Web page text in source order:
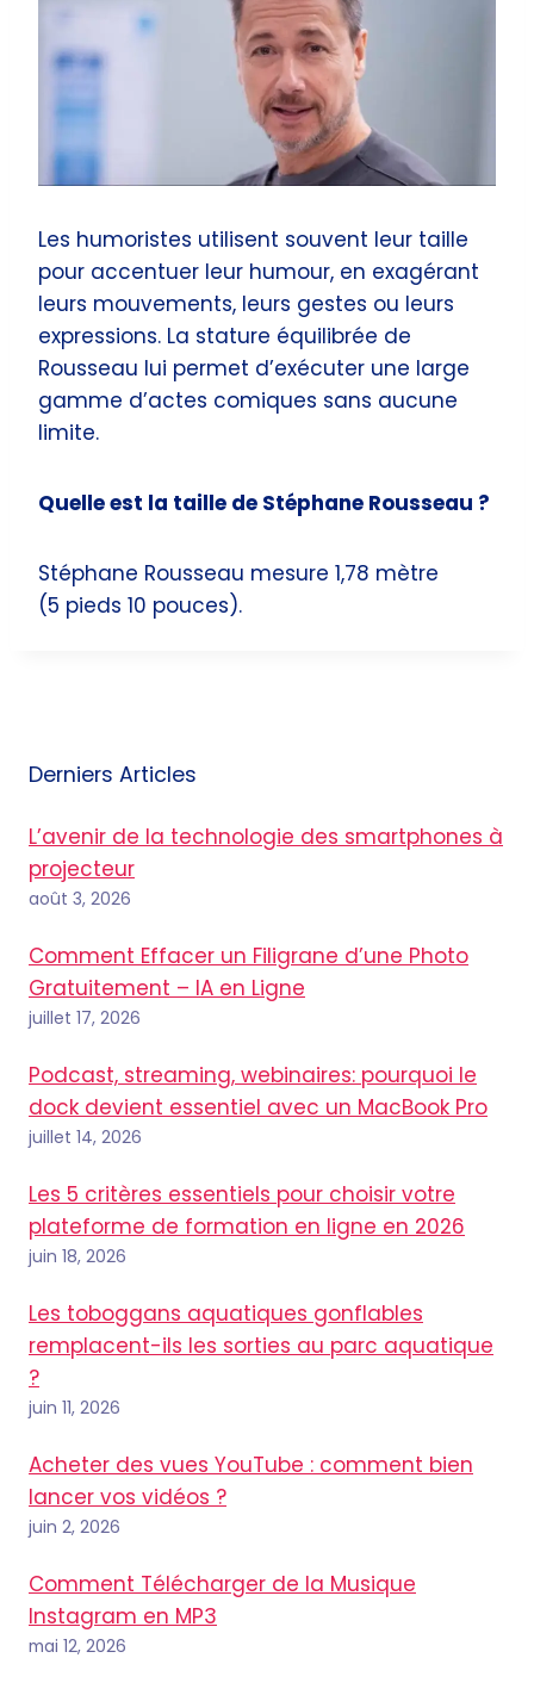
Les humoristes utilisent souvent leur taille
pour accentuer leur humour, en exagérant
leurs mouvements, leurs gestes ou leurs
expressions. La stature équilibrée de
Rousseau lui permet d’exécuter une large
gamme d’actes comiques sans aucune
limite.
Quelle est la taille de Stéphane Rousseau ?
Stéphane Rousseau mesure 1,78 mètre
(5 pieds 10 pouces).
Derniers Articles
L’avenir de la technologie des smartphones à
projecteur
août 3, 2026
Comment Effacer un Filigrane d’une Photo
Gratuitement – IA en Ligne
juillet 17, 2026
Podcast, streaming, webinaires: pourquoi le
dock devient essentiel avec un MacBook Pro
juillet 14, 2026
Les 5 critères essentiels pour choisir votre
plateforme de formation en ligne en 2026
juin 18, 2026
Les toboggans aquatiques gonflables
remplacent-ils les sorties au parc aquatique
?
juin 11, 2026
Acheter des vues YouTube : comment bien
lancer vos vidéos ?
juin 2, 2026
Comment Télécharger de la Musique
Instagram en MP3
mai 12, 2026